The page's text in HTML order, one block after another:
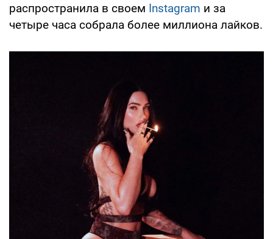
распространила в своем Instagram и за
четыре часа собрала более миллиона лайков.